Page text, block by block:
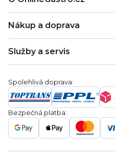
Kontakty
Věrnostní program
Blog
Nákup a doprava
Záruka
Ochrana osobních údajů
Reklamační řády
Služby a servis
Servis a reklamace
Poptávka
Gastro projekty
Značky
Gastro velkoobchod
Spolehlivá doprava:
Bezpečná platba: